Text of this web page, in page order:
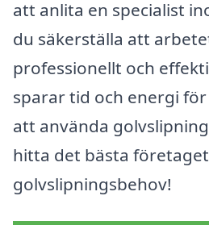
att anlita en specialist
du säkerställa att
professionellt och
sparar tid och energi
att använda
hitta det bästa
golvslipningsbehov!